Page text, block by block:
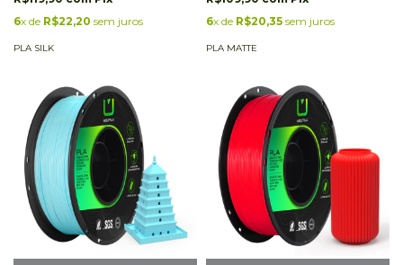
6x de R$22,20 sem juros
PLA SILK
6x de R$20,35 sem juros
PLA MATTE